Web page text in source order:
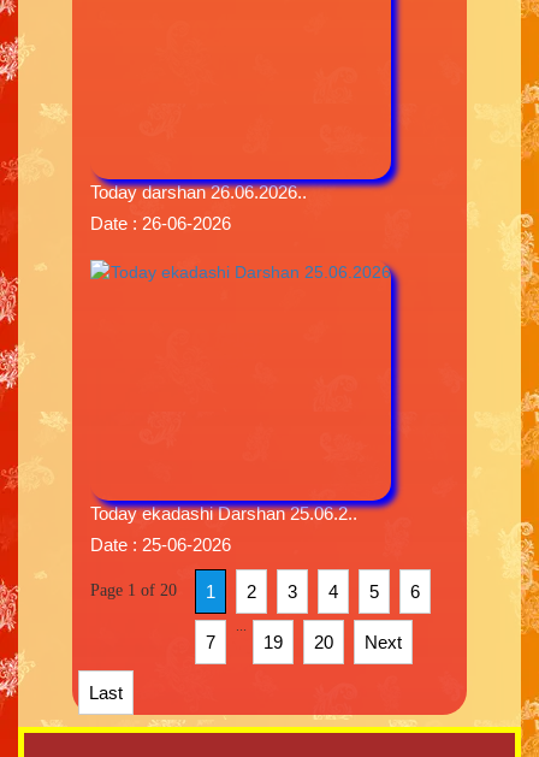
Today darshan 26.06.2026..
Date : 26-06-2026
Today ekadashi Darshan 25.06.2..
Date : 25-06-2026
Page 1 of 20 1 2 3 4 5 6
7 19 20 Next
Last